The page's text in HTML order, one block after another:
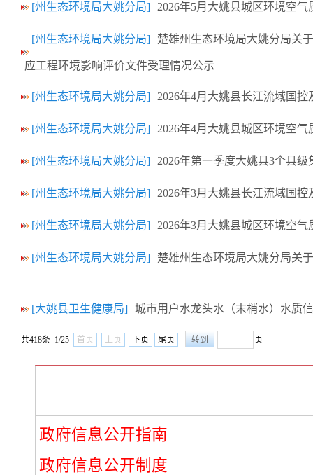
[州生态环境局大姚分局] 2026年5月大姚县城区环境空
[州生态环境局大姚分局] 楚雄州生态环境局大姚分局关
应工程环境影响评价文件受理情况公示
[州生态环境局大姚分局] 2026年4月大姚县长江流域国
[州生态环境局大姚分局] 2026年4月大姚县城区环境空
[州生态环境局大姚分局] 2026年第一季度大姚县3个县
[州生态环境局大姚分局] 2026年3月大姚县长江流域国
[州生态环境局大姚分局] 2026年3月大姚县城区环境空
[州生态环境局大姚分局] 楚雄州生态环境局大姚分局关
[大姚县卫生健康局] 城市用户水龙头水（末梢水）水质
共418条 1/25 首页 上页 下页 尾页 页
政府信息公开指南
政府信息公开制度